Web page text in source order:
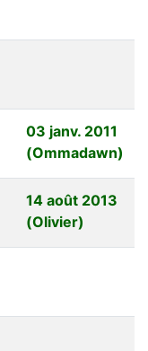
03 janv. 2011
(Ommadawn)
14 août 2013
(Olivier)